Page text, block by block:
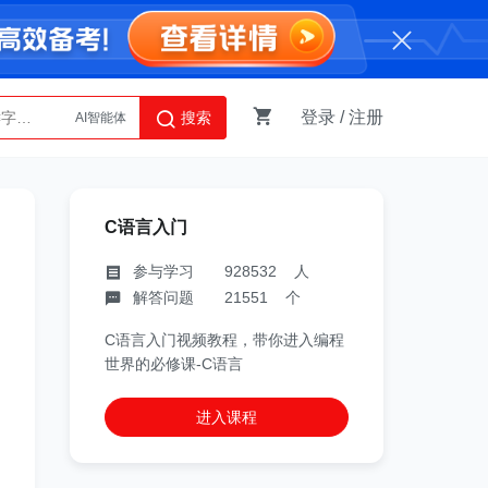
AI智能体
Python
搜索 登录 /注册
C语言入门
参与学习 928532 人
解答问题 21551 个
C语言入门视频教程，带你进入编程
世界的必修课-C语言
进入课程